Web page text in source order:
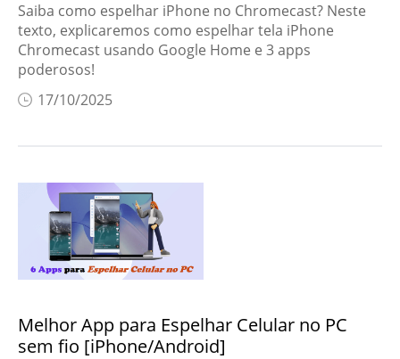
Saiba como espelhar iPhone no Chromecast? Neste
texto, explicaremos como espelhar tela iPhone
Chromecast usando Google Home e 3 apps
poderosos!
17/10/2025
Melhor App para Espelhar Celular no PC
sem fio [iPhone/Android]